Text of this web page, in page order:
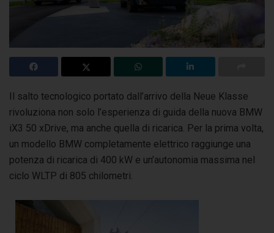
Il salto tecnologico portato dall’arrivo della Neue Klasse
rivoluziona non solo l’esperienza di guida della nuova BMW
iX3 50 xDrive, ma anche quella di ricarica. Per la prima volta,
un modello BMW completamente elettrico raggiunge una
potenza di ricarica di 400 kW e un’autonomia massima nel
ciclo WLTP di 805 chilometri.